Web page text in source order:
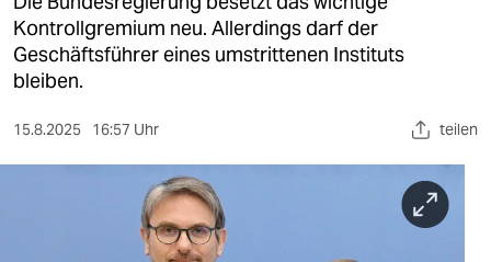
kultur
sport
berlin
Kontrollgremium neu. Allerdings darf der
Geschäftsführer eines umstrittenen Instituts
bleiben.
15.8.2025 16:57 Uhr teilen